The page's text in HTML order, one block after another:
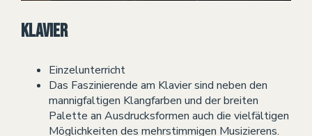
Klavier
Einzelunterricht
Das Faszinierende am Klavier sind neben den
mannigfaltigen Klangfarben und der breiten
Palette an Ausdrucksformen auch die vielfältigen
Möglichkeiten des mehrstimmigen Musizierens.